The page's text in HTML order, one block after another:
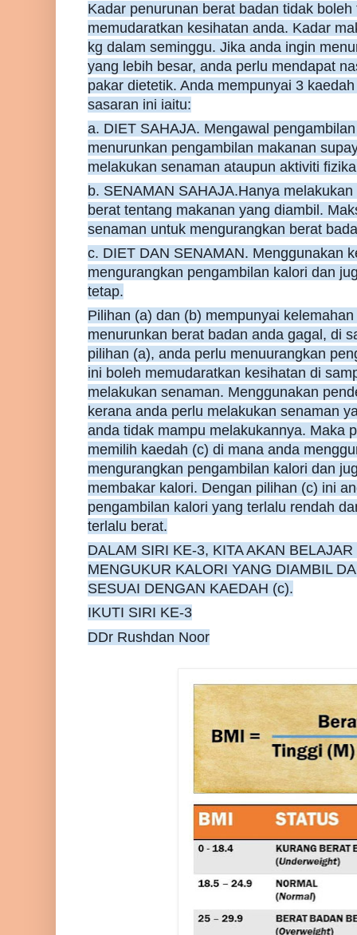
Kadar penurunan berat badan tidak
memudaratkan kesihatan anda. Kadar
kg dalam seminggu. Jika anda ingin
yang lebih besar, anda perlu mendapat
pakar dietetik. Anda mempunyai 3
sasaran ini iaitu:
a. DIET SAHAJA. Mengawal
menurunkan pengambilan makanan
melakukan senaman ataupun aktiviti
b. SENAMAN SAHAJA.Hanya
berat tentang makanan yang diambil.
senaman untuk mengurangkan berat
c. DIET DAN SENAMAN. Menggunakan
mengurangkan pengambilan kalori dan
tetap.
Pilihan (a) dan (b) mempunyai
menurunkan berat badan anda gagal, di
pilihan (a), anda perlu menuurangkan
ini boleh memudaratkan kesihatan di
melakukan senaman. Menggunakan
kerana anda perlu melakukan senaman
anda tidak mampu melakukannya. Maka
memilih kaedah (c) di mana anda
mengurangkan pengambilan kalori dan
membakar kalori. Dengan pilihan (c) ini
pengambilan kalori yang terlalu rendah
terlalu berat.
DALAM SIRI KE-3, KITA AKAN
MENGUKUR KALORI YANG DIAMBIL
SESUAI DENGAN KAEDAH (c).
IKUTI SIRI KE-3
DDr Rushdan Noor